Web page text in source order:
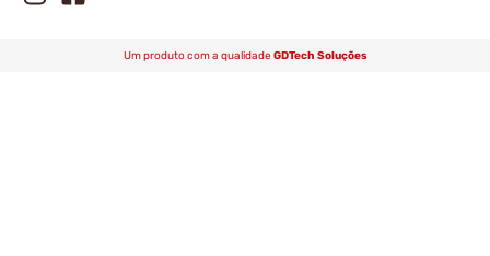
Um produto com a qualidade GDTech Soluções